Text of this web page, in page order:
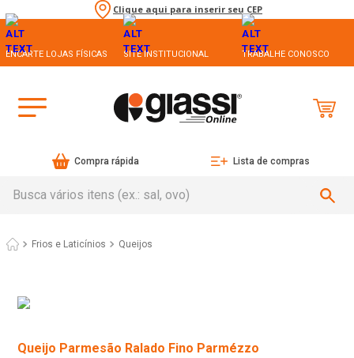
Clique aqui para inserir seu CEP
ENCARTE LOJAS FÍSICAS SITE INSTITUCIONAL TRABALHE CONOSCO
Compra rápida Lista de compras
Frios e Laticínios Queijos
Queijo Parmesão Ralado Fino Parmézzo